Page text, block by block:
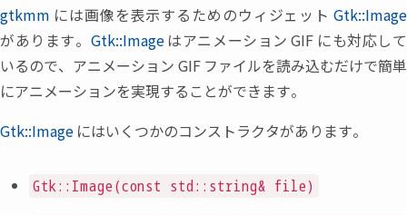
gtkmm には画像を表示するためのウィジェット Gtk::Image
があります。 Gtk::Imageはアニメーション GIF にも対応して
いるので、 アニメーション GIF ファイルを読み込むだけで簡単
にアニメーションを実現することができます。
Gtk::Image にはいくつかのコンストラクタがあります。
Gtk::Image(const std::string& file)